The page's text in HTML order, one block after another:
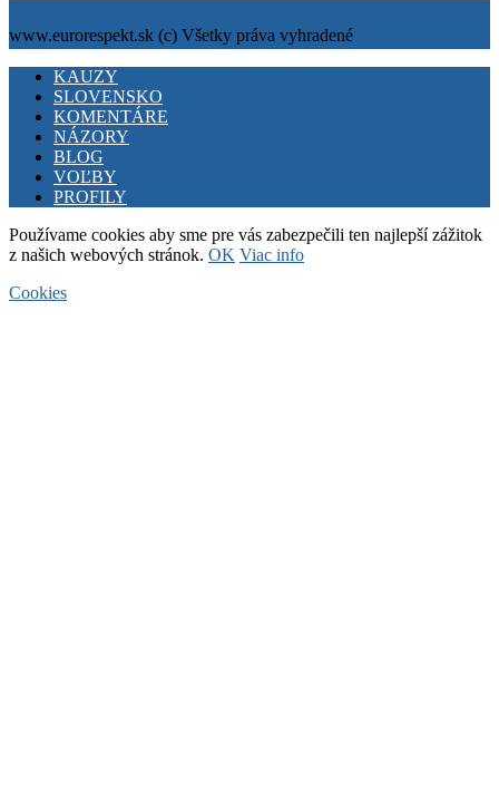
www.eurorespekt.sk (c) Všetky práva vyhradené
Facebook
Twitter
YoutubeKAUZY
SLOVENSKO
KOMENTÁRE
NÁZORY
BLOG
VOĽBY
PROFILY
Používame cookies aby sme pre vás zabezpečili ten najlepší zážitok
z našich webových stránok. OK Viac info
Cookies